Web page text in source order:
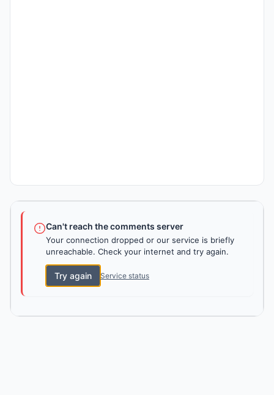
Can't reach the comments server
Your connection dropped or our service is briefly
unreachable. Check your internet and try again.
Try again Service status